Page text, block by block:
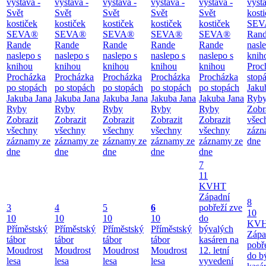
výstava -
Svět
kostiček
SEVA®
Rande
naslepo s
knihou
Procházka
po stopách
Jakuba Jana
Ryby
Zobrazit
všechny
záznamy ze
dne
výstava -
Svět
kostiček
SEVA®
Rande
naslepo s
knihou
Procházka
po stopách
Jakuba Jana
Ryby
Zobrazit
všechny
záznamy ze
dne
výstava -
Svět
kostiček
SEVA®
Rande
naslepo s
knihou
Procházka
po stopách
Jakuba Jana
Ryby
Zobrazit
všechny
záznamy ze
dne
výstava -
Svět
kostiček
SEVA®
Rande
naslepo s
knihou
Procházka
po stopách
Jakuba Jana
Ryby
Zobrazit
všechny
záznamy ze
dne
výstava -
Svět
kostiček
SEVA®
Rande
naslepo s
knihou
Procházka
po stopách
Jakuba Jana
Ryby
Zobrazit
všechny
záznamy ze
dne
dne
3
10
Příměstský
tábor
Moudrost
lesa
4
10
Příměstský
tábor
Moudrost
lesa
5
10
Příměstský
tábor
Moudrost
lesa
6
10
Příměstský
tábor
Moudrost
lesa
7
11
KVHT
Západní
pobřeží zve
do
bývalých
kasáren na
12. letní
vyvedení
8
10
do